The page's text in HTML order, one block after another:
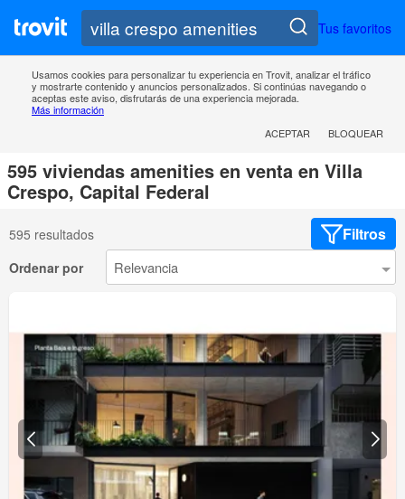
Tus favoritos
Usamos cookies para personalizar tu experiencia en Trovit, analizar el tráfico
y mostrarte contenido y anuncios personalizados. Si continúas navegando o
aceptas este aviso, disfrutarás de una experiencia mejorada.
Más información
ACEPTAR
BLOQUEAR
595 viviendas amenities en venta en Villa
Crespo, Capital Federal
595 resultados Filtros
Ordenar por